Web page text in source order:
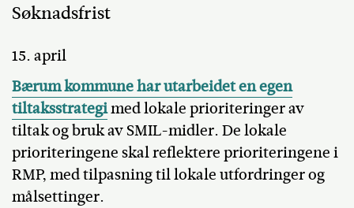
Søknadsfrist
15. april
Bærum kommune har utarbeidet en egen
tiltaksstrategimed lokale prioriteringer av
tiltak og bruk av SMIL-midler. De lokale
prioriteringene skal reflektere prioriteringene i
RMP, med tilpasning til lokale utfordringer og
målsettinger.